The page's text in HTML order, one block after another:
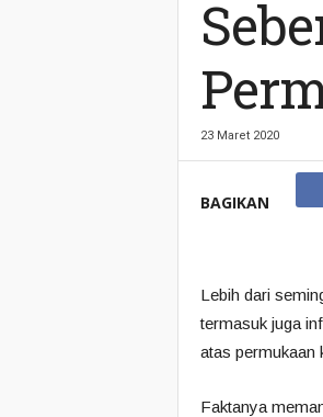
23 Maret 2020
BAGIKAN
Lebih dari
termasuk juga
atas permukaan
Faktanya